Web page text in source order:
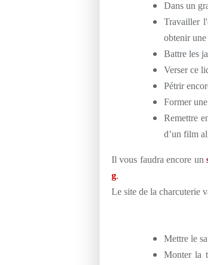
Dans un
Travailler
obtenir une
Battre les
Verser ce
Pétrir
Former
Remettre
d’un film
Il vous faudra encore un
g.
Le site de la charcuterie
Mettre le
Monter la